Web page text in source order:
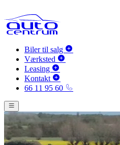
Biler til salg
Værksted
Leasing
Kontakt
66 11 95 60